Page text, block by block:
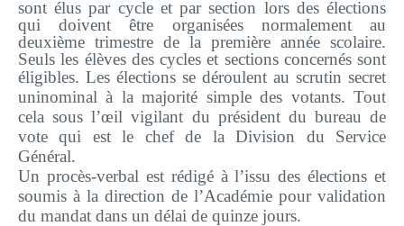
sont élus par cycle et par section lors des élections
qui doivent être organisées normalement au
deuxième trimestre de la première année scolaire.
Seuls les élèves des cycles et sections concernés sont
éligibles. Les élections se déroulent au scrutin secret
uninominal à la majorité simple des votants. Tout
cela sous l’œil vigilant du président du bureau de
vote qui est le chef de la Division du Service
Général.
Un procès-verbal est rédigé à l’issu des élections et
soumis à la direction de l’Académie pour validation
du mandat dans un délai de quinze jours.